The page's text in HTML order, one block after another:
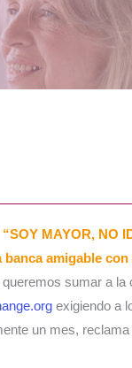
“SOY MAYOR, NO
banca amigable
sumar a
exigiendo a
un mes,